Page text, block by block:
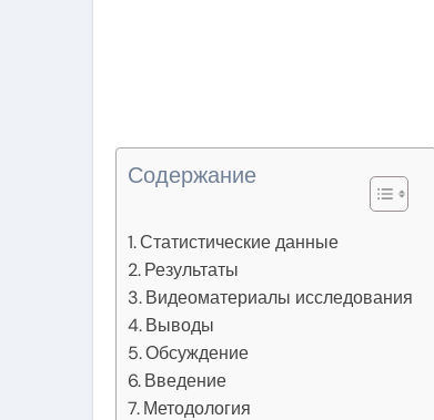
Содержание
Статистические данные
Результаты
Видеоматериалы исследования
Выводы
Обсуждение
Введение
Методология